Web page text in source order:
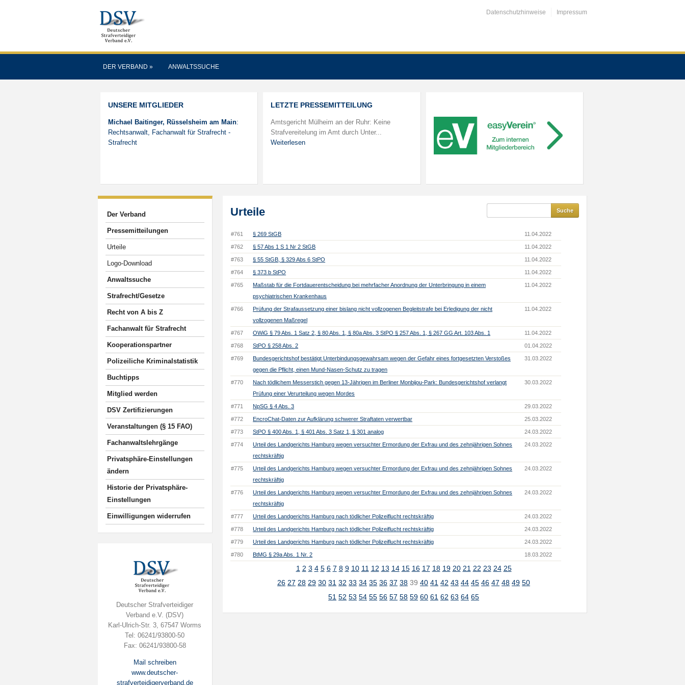
Datenschutzhinweise Impressum
DER VERBAND » ANWALTSSUCHE
UNSERE MITGLIEDER
Michael Baitinger, Rüsselsheim am Main:
Rechtsanwalt, Fachanwalt für Strafrecht -
Strafrecht
LETZTE PRESSEMITTEILUNG
Amtsgericht Mülheim an der Ruhr: Keine
Strafvereitelung im Amt durch Unter...
Weiterlesen
Der Verband
Pressemitteilungen
Urteile
Logo-Download
Anwaltssuche
Strafrecht/Gesetze
Recht von A bis Z
Fachanwalt für Strafrecht
Kooperationspartner
Polizeiliche Kriminalstatistik
Buchtipps
Mitglied werden
DSV Zertifizierungen
Veranstaltungen (§ 15 FAO)
Fachanwaltslehrgänge
Privatsphäre-Einstellungen
ändern
Historie der Privatsphäre-
Einstellungen
Einwilligungen widerrufen
Deutscher Strafverteidiger
Verband e.V. (DSV)
Karl-Ulrich-Str. 3, 67547 Worms
Tel: 06241/93800-50
Fax: 06241/93800-58
Mail schreiben
www.deutscher-
strafverteidigerverband.de
Urteile
#761 § 269 StGB 11.04.2022
#762 § 57 Abs 1 S 1 Nr 2 StGB 11.04.2022
#763 § 55 StGB, § 329 Abs 6 StPO 11.04.2022
#764 § 373 b StPO 11.04.2022
#765
Maßstab für die Fortdauerentscheidung bei mehrfacher Anordnung der Unterbringung in einem
psychiatrischen Krankenhaus
11.04.2022
#766
Prüfung der Strafaussetzung einer bislang nicht vollzogenen Begleitstrafe bei Erledigung der nicht
vollzogenen Maßregel
11.04.2022
#767 OWiG § 79 Abs. 1 Satz 2, § 80 Abs. 1, § 80a Abs. 3 StPO § 257 Abs. 1, § 267 GG Art. 103 Abs. 1 11.04.2022
#768 StPO § 258 Abs. 2 01.04.2022
#769
Bundesgerichtshof bestätigt Unterbindungsgewahrsam wegen der Gefahr eines fortgesetzten Verstoßes
gegen die Pflicht, einen Mund-Nasen-Schutz zu tragen
31.03.2022
#770
Nach tödlichem Messerstich gegen 13-Jährigen im Berliner Monbijou-Park: Bundesgerichtshof verlangt
Prüfung einer Verurteilung wegen Mordes
30.03.2022
#771 NpSG § 4 Abs. 3 29.03.2022
#772 EncroChat-Daten zur Aufklärung schwerer Straftaten verwertbar 25.03.2022
#773 StPO § 400 Abs. 1, § 401 Abs. 3 Satz 1, § 301 analog 24.03.2022
#774
Urteil des Landgerichts Hamburg wegen versuchter Ermordung der Exfrau und des zehnjährigen Sohnes
rechtskräftig
24.03.2022
#775
Urteil des Landgerichts Hamburg wegen versuchter Ermordung der Exfrau und des zehnjährigen Sohnes
rechtskräftig
24.03.2022
#776
Urteil des Landgerichts Hamburg wegen versuchter Ermordung der Exfrau und des zehnjährigen Sohnes
rechtskräftig
24.03.2022
#777 Urteil des Landgerichts Hamburg nach tödlicher Polizeiflucht rechtskräftig 24.03.2022
#778 Urteil des Landgerichts Hamburg nach tödlicher Polizeiflucht rechtskräftig 24.03.2022
#779 Urteil des Landgerichts Hamburg nach tödlicher Polizeiflucht rechtskräftig 24.03.2022
#780 BtMG § 29a Abs. 1 Nr. 2 18.03.2022
1 2 3 4 5 6 7 8 9 10 11 12 13 14 15 16 17 18 19 20 21 22 23 24 25
26 27 28 29 30 31 32 33 34 35 36 37 38 3940 41 42 43 44 45 46 47 48 49 50
51 52 53 54 55 56 57 58 59 60 61 62 63 64 65